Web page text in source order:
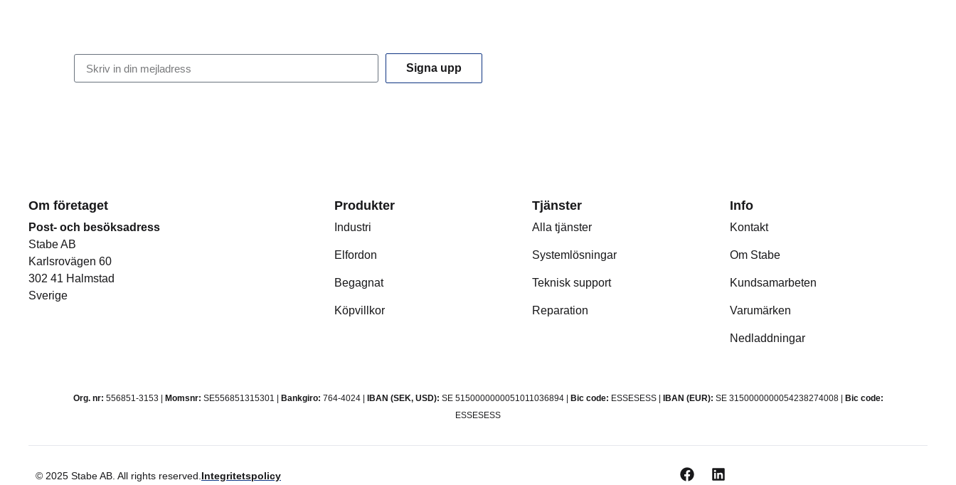
Signa upp
Om företaget
Post- och besöksadress
Stabe AB
Karlsrovägen 60
302 41 Halmstad
Sverige
Produkter
Industri
Elfordon
Begagnat
Köpvillkor
Tjänster
Alla tjänster
Systemlösningar
Teknisk support
Reparation
Info
Kontakt
Om Stabe
Kundsamarbeten
Varumärken
Nedladdningar
Org. nr: 556851-3153 | Momsnr: SE556851315301 | Bankgiro: 764-4024 | IBAN (SEK, USD): SE 5150000000051011036894 | Bic code: ESSESESS | IBAN (EUR): SE 3150000000054238274008 | Bic code:
ESSESESS
© 2025 Stabe AB. All rights reserved. Integritetspolicy